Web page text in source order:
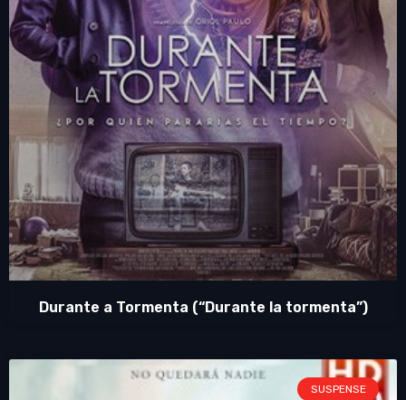
Durante a Tormenta (“Durante la tormenta”)
SUSPENSE